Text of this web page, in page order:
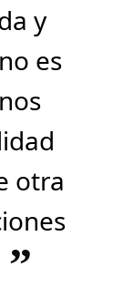
y
es
otra
”